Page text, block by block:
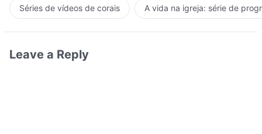
Séries de vídeos de corais A vida na igreja: série de
Leave a Reply